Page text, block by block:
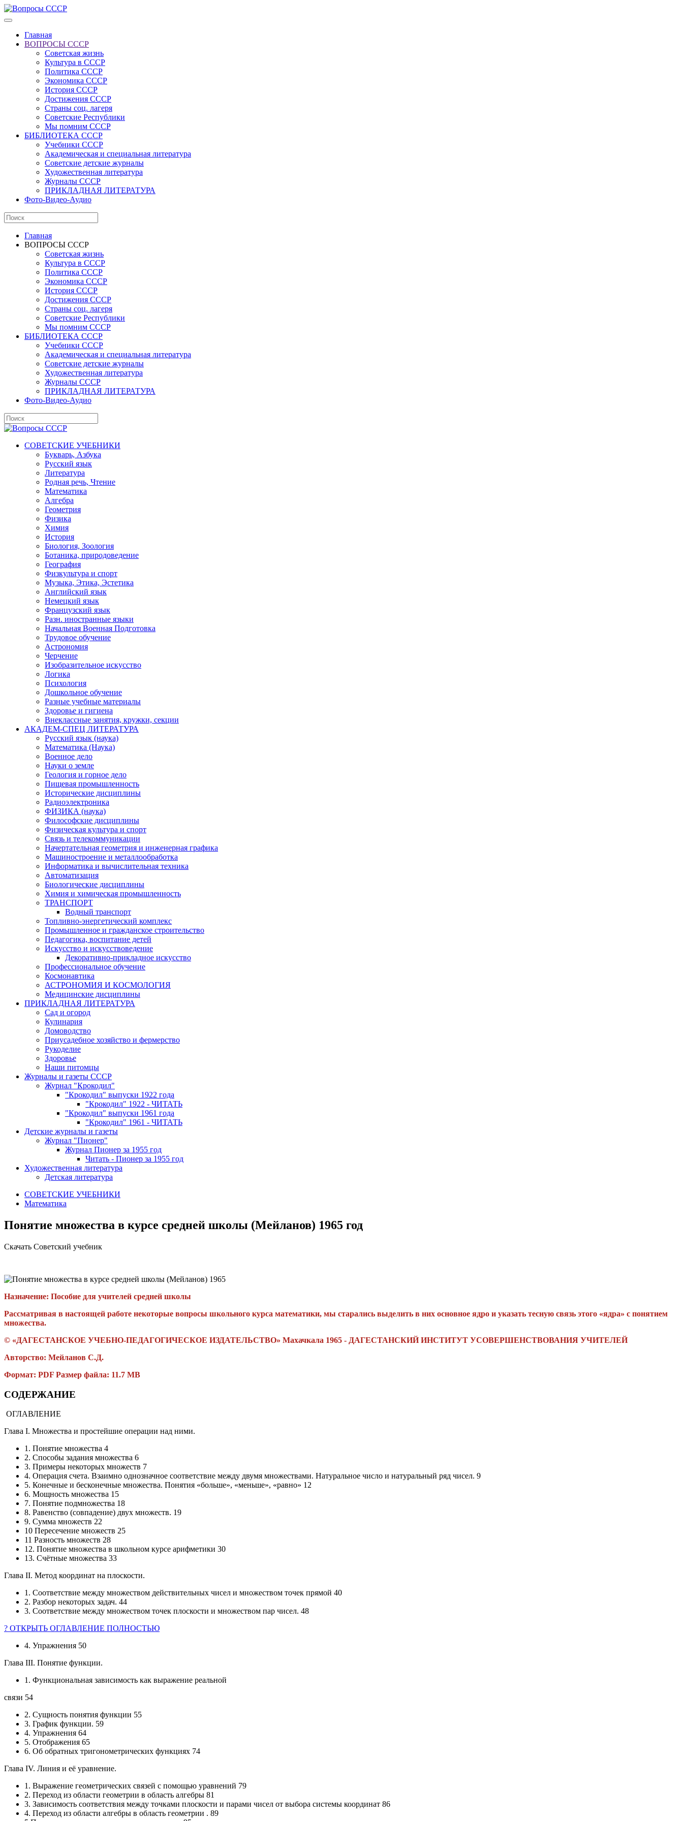
Главная
ВОПРОСЫ СССР
Советская жизнь
Культура в СССР
Политика СССР
Экономика СССР
История СССР
Достижения СССР
Страны соц. лагеря
Советские Республики
Мы помним СССР
БИБЛИОТЕКА СССР
Учебники СССР
Академическая и специальная литература
Советские детские журналы
Художественная литература
Журналы СССР
ПРИКЛАДНАЯ ЛИТЕРАТУРА
Фото-Видео-Аудио
Главная
ВОПРОСЫ СССР
Советская жизнь
Культура в СССР
Политика СССР
Экономика СССР
История СССР
Достижения СССР
Страны соц. лагеря
Советские Республики
Мы помним СССР
БИБЛИОТЕКА СССР
Учебники СССР
Академическая и специальная литература
Советские детские журналы
Художественная литература
Журналы СССР
ПРИКЛАДНАЯ ЛИТЕРАТУРА
Фото-Видео-Аудио
СОВЕТСКИЕ УЧЕБНИКИ
Букварь, Азбука
Русский язык
Литература
Родная речь, Чтение
Математика
Алгебра
Геометрия
Физика
Химия
История
Биология, Зоология
Ботаника, природоведение
География
Физкультура и спорт
Музыка, Этика, Эстетика
Английский язык
Немецкий язык
Французский язык
Разн. иностранные языки
Начальная Военная Подготовка
Трудовое обучение
Астрономия
Черчение
Изобразительное искусство
Логика
Психология
Дошкольное обучение
Разные учебные материалы
Здоровье и гигиена
Внеклассные занятия, кружки, секции
АКАДЕМ-СПЕЦ ЛИТЕРАТУРА
Русский язык (наука)
Математика (Наука)
Военное дело
Науки о земле
Геология и горное дело
Пищевая промышленность
Исторические дисциплины
Радиоэлектроника
ФИЗИКА (наука)
Философские дисциплины
Физическая культура и спорт
Связь и телекоммуникации
Начертательная геометрия и инженерная графика
Машиностроение и металлообработка
Информатика и вычислительная техника
Автоматизация
Биологические дисциплины
Химия и химическая промышленность
ТРАНСПОРТ
Водный транспорт
Топливно-энергетический комплекс
Промышленное и гражданское строительство
Педагогика, воспитание детей
Искусство и искусствоведение
Декоративно-прикладное искусство
Профессиональное обучение
Космонавтика
АСТРОНОМИЯ И КОСМОЛОГИЯ
Медицинские дисциплины
ПРИКЛАДНАЯ ЛИТЕРАТУРА
Сад и огород
Кулинария
Домоводство
Приусадебное хозяйство и фермерство
Рукоделие
Здоровье
Наши питомцы
Журналы и газеты СССР
Журнал "Крокодил"
"Крокодил" выпуски 1922 года
"Крокодил" 1922 - ЧИТАТЬ
"Крокодил" выпуски 1961 года
"Крокодил" 1961 - ЧИТАТЬ
Детские журналы и газеты
Журнал "Пионер"
Журнал Пионер за 1955 год
Читать - Пионер за 1955 год
Художественная литература
Детская литература
СОВЕТСКИЕ УЧЕБНИКИ
Математика
Понятие множества в курсе средней школы (Мейланов) 1965 год
Скачать Советский учебник
Назначение: Пособие для учителей средней школы
Рассматривая в настоящей работе некоторые вопросы школьного курса математики, мы старались выделить в них основное ядро и указать тесную связь этого «ядра» с понятием
множества.
© «ДАГЕСТАНСКОЕ УЧЕБНО-ПЕДАГОГИЧЕСКОЕ ИЗДАТЕЛЬСТВО» Махачкала 1965 - ДАГЕСТАНСКИЙ ИНСТИТУТ УСОВЕРШЕНСТВОВАНИЯ УЧИТЕЛЕЙ
Авторство: Мейланов С.Д.
Формат: PDF Размер файла: 11.7 MB
СОДЕРЖАНИЕ
ОГЛАВЛЕНИЕ
Глава I. Множества и простейшие операции над ними.
1. Понятие множества 4
2. Способы задания множества 6
3. Примеры некоторых множеств 7
4. Операция счета. Взаимно однозначное соответствие между двумя множествами. Натуральное число и натуральный ряд чисел. 9
5. Конечные и бесконечные множества. Понятия «больше», «меньше», «равно» 12
6. Мощность множества 15
7. Понятие подмножества 18
8. Равенство (совпадение) двух множеств. 19
9. Сумма множеств 22
10 Пересечение множеств 25
11 Разность множеств 28
12. Понятие множества в школьном курсе арифметики 30
13. Счётные множества 33
Глава II. Метод координат на плоскости.
1. Соответствие между множеством действительных чисел и множеством точек прямой 40
2. Разбор некоторых задач. 44
3. Соответствие между множеством точек плоскости и множеством пар чисел. 48
? ОТКРЫТЬ ОГЛАВЛЕНИЕ ПОЛНОСТЬЮ
4. Упражнения 50
Глава III. Понятие функции.
1. Функциональная зависимость как выражение реальной
связи 54
2. Сущность понятия функции 55
3. График функции. 59
4. Упражнения 64
5. Отображения 65
6. Об обратных тригонометрических функциях 74
Глава IV. Линия и её уравнение.
1. Выражение геометрических связей с помощью уравнений 79
2. Переход из области геометрии в область алгебры 81
3. Зависимость соответствия между точками плоскости и парами чисел от выбора системы координат 86
4. Переход из области алгебры в область геометрии . 89